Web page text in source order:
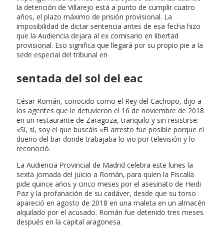
la detención de Villarejo está a punto de cumplir cuatro
años, el plazo máximo de prisión provisional. La
imposibilidad de dictar sentencia antes de esa fecha hizo
que la Audiencia dejara al ex comisario en libertad
provisional. Eso significa que llegará por su propio pie a la
sede especial del tribunal en
sentada del sol del eac
César Román, conocido como el Rey del Cachopo, dijo a
los agentes que le detuvieron el 16 de noviembre de 2018
en un restaurante de Zaragoza, tranquilo y sin resistirse:
«Sí, sí, soy el que buscáis «El arresto fue posible porque el
dueño del bar donde trabajaba lo vio por televisión y lo
reconoció.
La Audiencia Provincial de Madrid celebra este lunes la
sexta jornada del juicio a Román, para quien la Fiscalía
pide quince años y cinco meses por el asesinato de Heidi
Paz y la profanación de su cadáver, desde que su torso
apareció en agosto de 2018 en una maleta en un almacén
alquilado por el acusado. Román fue detenido tres meses
después en la capital aragonesa.